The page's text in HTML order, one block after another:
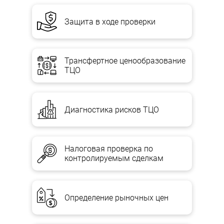
Сумма дооценки стоимости и износа основных средств
отражается увеличением первоначальной (переоцененной)
износа. Разница между суммой дооценки стоимости и суммой
дооценки износа основных средств зачисляется на увеличение
дополнительного капитала, а разница между суммой уценки
В случае наличия (на дату проведения очередной (последней)
дооценки объекта основных средств) превышения суммы
полезности над суммой предыдущих дооценок (индексации)
его остаточной стоимости и выгод от возобновления его
полезности с даты зачисления на баланс предприятия этого
объекта сумма очередной (последней) дооценки, но не более
отчетного периода, а разница (если сумма очередной дооценки
больше указанного превышения) направляется на увеличение
прочего дополнительного капитала.
Защита в ходе проверки
Трансфертное ценообразование
ТЦО
Диагностика рисков ТЦО
Налоговая проверка по
контролируемым сделкам
Определение рыночных цен